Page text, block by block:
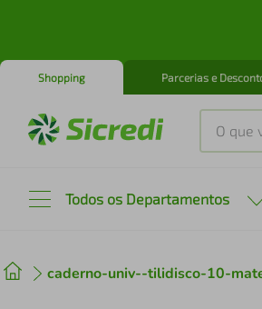
Shopping Parcerias e
O que
Todos os Departamentos
caderno-univ--tilidisco-10-
2º